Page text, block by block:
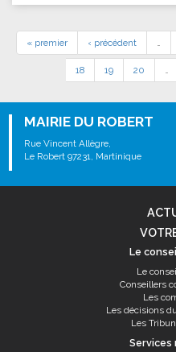
« premier ‹ précédent …
18 19 20 …
MAIRIE DU ROBERT
Rue Vincent Allègre,
Le Robert 97231, Martinique
Le
Le
Conseillers
Les
Les décisions
Les
Services